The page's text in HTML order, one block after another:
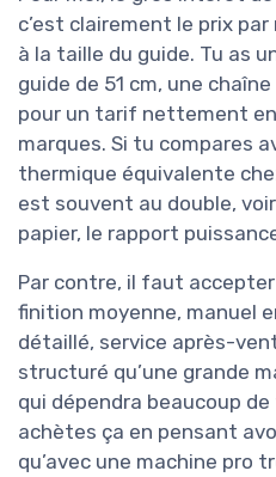
c’est clairement le prix
à la taille du guide. Tu as
guide de 51 cm, une
pour un tarif nettement
marques. Si tu compares
thermique équivalente
est souvent au double,
papier, le rapport
Par contre, il faut
finition moyenne, manuel
détaillé, service après-
structuré qu’une grande
qui dépendra beaucoup
achètes ça en pensant
qu’avec une machine pro